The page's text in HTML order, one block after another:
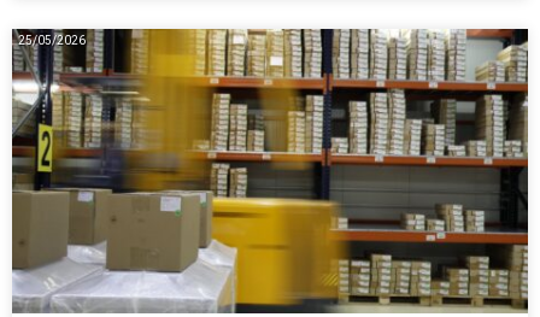
25/05/2026